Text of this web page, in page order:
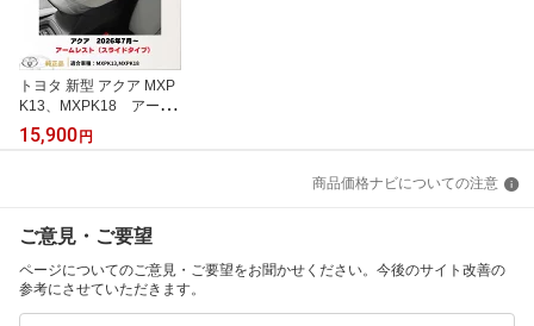
トヨタ 新型 アクア MXP
K13、MXPK18 アーム
レスト（スライドタイ
プ） 08285-52010 便
15,900 円
商品価格ナビについての注意
ご意見・ご要望
ページについてのご意見・ご要望をお聞かせください。今後のサイト改善の
参考にさせていただきます。